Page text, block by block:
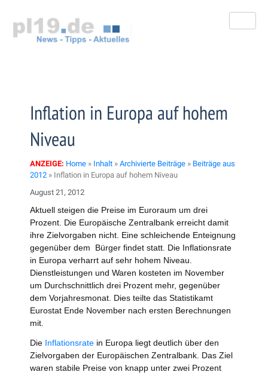
springen
Inflation in Europa auf hohem
Niveau
ANZEIGE: Home » Inhalt » Archivierte Beiträge » Beiträge aus
2012 » Inflation in Europa auf hohem Niveau
August 21, 2012
Aktuell steigen die Preise im Euroraum um drei
Prozent. Die Europäische Zentralbank erreicht damit
ihre Zielvorgaben nicht. Eine schleichende Enteignung
gegenüber dem Bürger findet statt. Die Inflationsrate
in Europa verharrt auf sehr hohem Niveau.
Dienstleistungen und Waren kosteten im November
um Durchschnittlich drei Prozent mehr, gegenüber
dem Vorjahresmonat. Dies teilte das Statistikamt
Eurostat Ende November nach ersten Berechnungen
mit.
Die Inflationsrate in Europa liegt deutlich über den
Zielvorgaben der Europäischen Zentralbank. Das Ziel
waren stabile Preise von knapp unter zwei Prozent